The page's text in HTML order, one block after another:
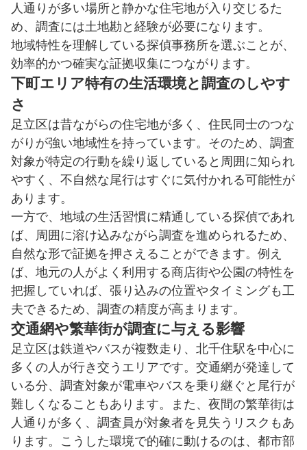
人通りが多い場所と静かな住宅地が入り交じるた
め、調査には土地勘と経験が必要になります。
地域特性を理解している探偵事務所を選ぶことが、
効率的かつ確実な証拠収集につながります。
下町エリア特有の生活環境と調査のしやす
さ
足立区は昔ながらの住宅地が多く、住民同士のつな
がりが強い地域性を持っています。そのため、調査
対象が特定の行動を繰り返していると周囲に知られ
やすく、不自然な尾行はすぐに気付かれる可能性が
あります。
一方で、地域の生活習慣に精通している探偵であれ
ば、周囲に溶け込みながら調査を進められるため、
自然な形で証拠を押さえることができます。例え
ば、地元の人がよく利用する商店街や公園の特性を
把握していれば、張り込みの位置やタイミングも工
夫できるため、調査の精度が高まります。
交通網や繁華街が調査に与える影響
足立区は鉄道やバスが複数走り、北千住駅を中心に
多くの人が行き交うエリアです。交通網が発達して
いる分、調査対象が電車やバスを乗り継ぐと尾行が
難しくなることもあります。また、夜間の繁華街は
人通りが多く、調査員が対象者を見失うリスクもあ
ります。こうした環境で的確に動けるのは、都市部